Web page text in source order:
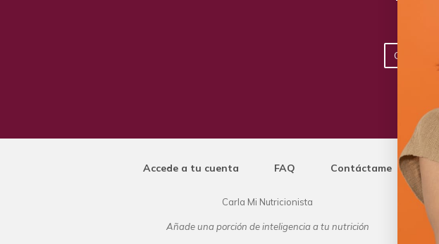
Conoce
Accede a tu cuenta FAQ Contáctame
Carla Mi Nutricionista
Añade una porción de inteligencia a tu nutrición